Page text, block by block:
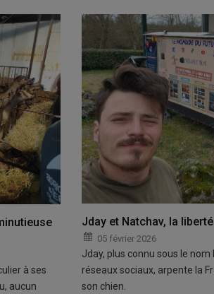
à ses
aucun
Jday et Natchav, la
05 février 2026
Jday, plus connu sous le
réseaux sociaux, arpente la
son chien.